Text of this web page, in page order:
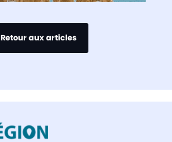
Retour aux articles